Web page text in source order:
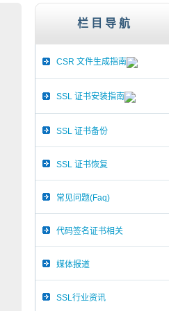
网站、证券、金融机构、投资理财、在线支
栏目导航
CSR 文件生成指南
SSL 证书安装指南
SSL 证书备份
SSL 证书恢复
常见问题(Faq)
代码签名证书相关
媒体报道
SSL行业资讯